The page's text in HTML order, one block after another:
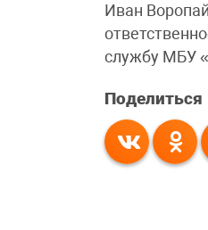
Иван
службу МБУ
Поделиться